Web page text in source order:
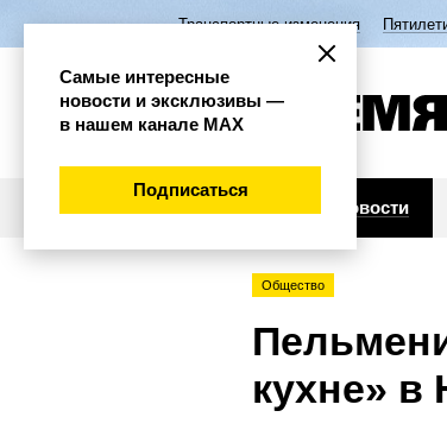
Транспортные изменения
Новости
Общество
кухне»
Самые интересные
новости и эксклюзивы —
в нашем канале МАХ
Подписаться